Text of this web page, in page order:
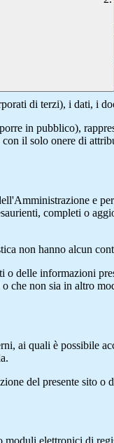
di terzi), i dati, i
in pubblico),
il solo onere di
e
completi o
non hanno alcun
delle informazioni
che non sia in altro
ai quali è possibile
del presente sito o